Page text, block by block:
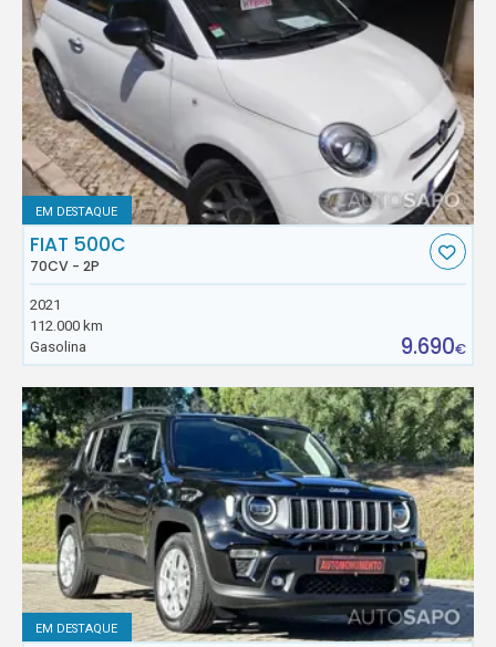
EM DESTAQUE
FIAT 500C
70CV - 2P
2021
112.000 km
Gasolina
9.690€
EM DESTAQUE